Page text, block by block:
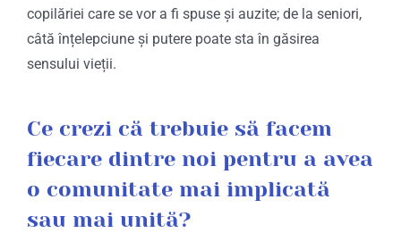
copilăriei care se vor a fi spuse și auzite; de la seniori,
câtă înțelepciune și putere poate sta în găsirea
sensului vieții.
Ce crezi că trebuie să facem
fiecare dintre noi pentru a avea
o comunitate mai implicată
sau mai unită?